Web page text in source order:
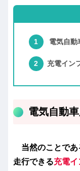
電気自動
充電イン
電気自動
当然のことであ
走行できる充電